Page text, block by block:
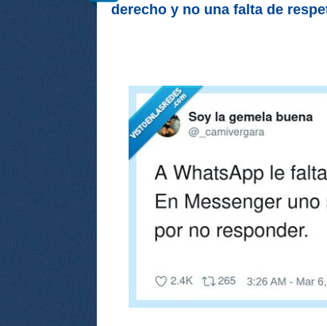
derecho y no una falta de